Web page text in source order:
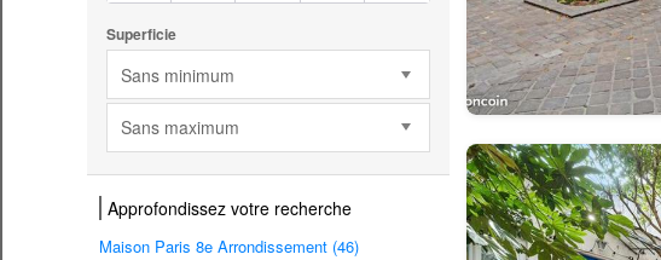
Superficie
Sans minimum
Sans maximum
Approfondissez votre recherche
Maison Paris 8e Arrondissement (46)